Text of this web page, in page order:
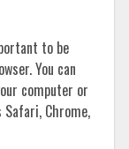
to be
You can
computer or
Safari, Chrome,